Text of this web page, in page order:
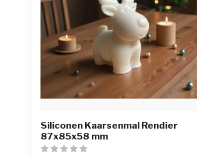
Siliconen Kaarsenmal Rendier
87x85x58 mm